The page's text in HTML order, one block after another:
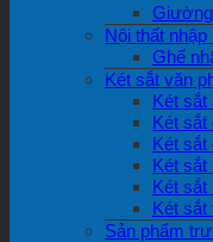
Nội thất nhập
Ghế
Két sắt văn
Két sắt
Két sắt
Két sắt
Két sắt
Két sắt
Két sắt
Sản phẩm